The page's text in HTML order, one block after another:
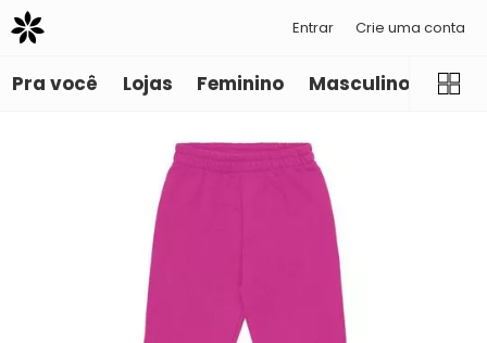
Entrar Crie uma conta
Pra você Lojas Feminino Masculino